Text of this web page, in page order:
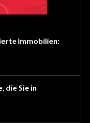
Immobilien:
die Sie in